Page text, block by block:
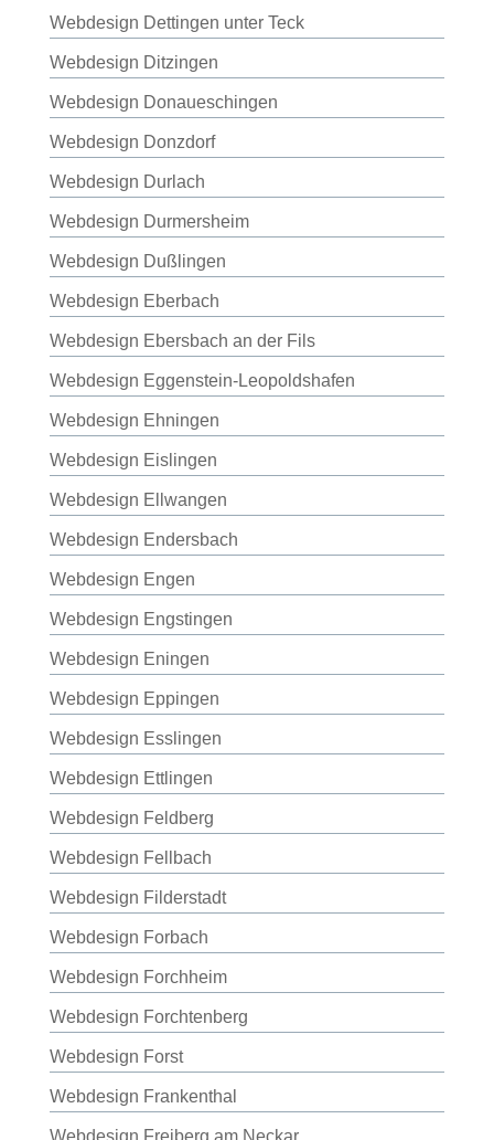
Webdesign Dettingen unter Teck
Webdesign Ditzingen
Webdesign Donaueschingen
Webdesign Donzdorf
Webdesign Durlach
Webdesign Durmersheim
Webdesign Dußlingen
Webdesign Eberbach
Webdesign Ebersbach an der Fils
Webdesign Eggenstein-Leopoldshafen
Webdesign Ehningen
Webdesign Eislingen
Webdesign Ellwangen
Webdesign Endersbach
Webdesign Engen
Webdesign Engstingen
Webdesign Eningen
Webdesign Eppingen
Webdesign Esslingen
Webdesign Ettlingen
Webdesign Feldberg
Webdesign Fellbach
Webdesign Filderstadt
Webdesign Forbach
Webdesign Forchheim
Webdesign Forchtenberg
Webdesign Forst
Webdesign Frankenthal
Webdesign Freiberg am Neckar